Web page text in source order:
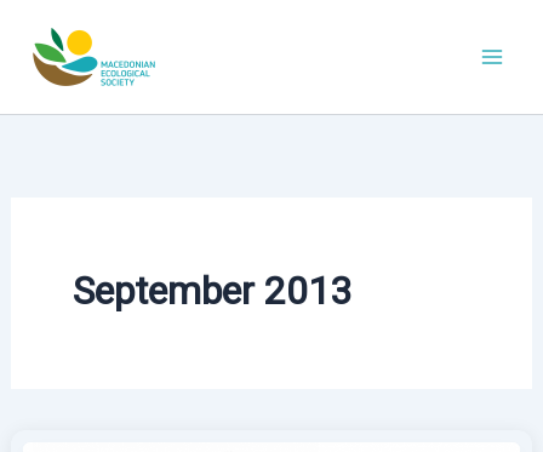
content
September 2013